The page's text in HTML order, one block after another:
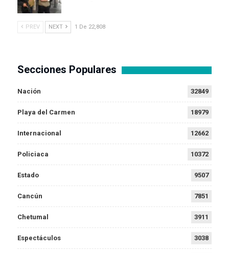
PREV NEXT 1 De 22,808
Secciones Populares
Nación 32849
Playa del Carmen 18979
Internacional 12662
Policiaca 10372
Estado 9507
Cancún 7851
Chetumal 3911
Espectáculos 3038